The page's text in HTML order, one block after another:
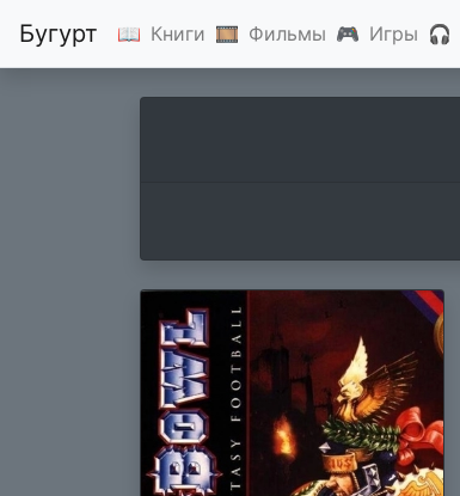
Бугурт 📖 Книги 🎞 Фильмы 🎮 Игры 🎧